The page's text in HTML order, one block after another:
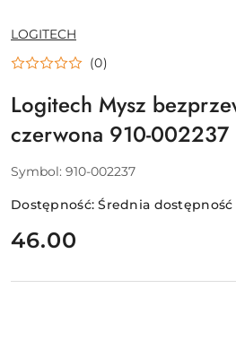
NAZWA
PRODUCENTA:
LOGITECH
(0)
Logitech Mysz
czerwona 910-002237
Symbol: 910-002237
Dostępność:Średnia dostępność
cena:
46.00